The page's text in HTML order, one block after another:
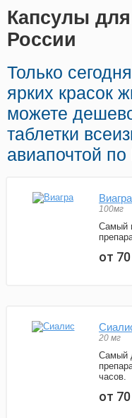
Капсулы
России
Только
ярких красок
можете
таблетки
авиапочтой
Виагра
100мг
Самый
от
20 мг
Самый
часов.
от